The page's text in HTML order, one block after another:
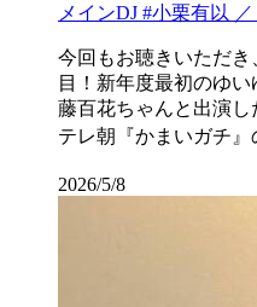
メインDJ #小栗有以
今回もお聴きいただき
目！新年度最初のゆ
藤百花ちゃんと出演
テレ朝『かまいガチ
2026/5/8